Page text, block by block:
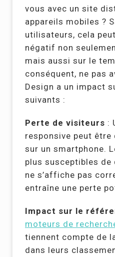
vous avec un site
appareils mobiles ?
utilisateurs, cela
négatif non
mais aussi sur le
conséquent, ne pas
Design a un impact
suivants :
Perte de visiteurs :
responsive peut
sur un smartphone.
plus susceptibles
ne s’affiche pas
entraîne une perte
Impact sur le
moteurs de
tiennent compte de
dans leurs